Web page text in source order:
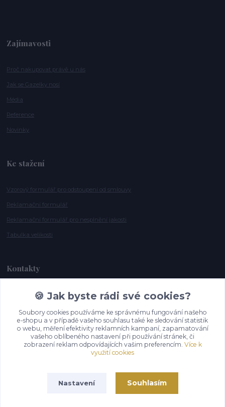
Zajímavosti
Proč nakupovat právě u nás
Jak se Gazelky nosí
Média
Reference
Novinky
Ke stažení
Vzorový formulář pro odstoupení od smlouvy
Reklamační formulář
Reklamační formulář pro nesplnění jakosti
Tabulka velikosti
Kontakty
Andrea Smělíková
+420 721 115 911
(Po-Pá, 10-16 hod.)
info@gazelky.cz
🍪 Jak byste rádi své cookies?
Soubory cookies používáme ke správnému fungování našeho
e-shopu a v případě vašeho souhlasu také ke sledování statistik
o webu, měření efektivity reklamních kampaní, zapamatování
vašeho oblíbeného nastavení při používání stránek, či
zobrazení reklam odpovídajících vašim preferencím. Více k
využití cookies
Nastavení Souhlasím